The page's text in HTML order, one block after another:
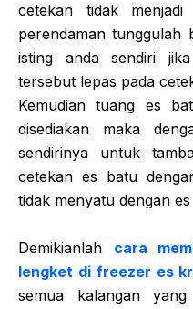
cetekan tidak
perendaman tunggulah
isting anda sendiri
tersebut lepas pada
Kemudian tuang es
disediakan maka
sendirinya untuk
cetekan es batu
tidak menyatu dengan
Demikianlah cara
lengket di freezer es
semua kalangan